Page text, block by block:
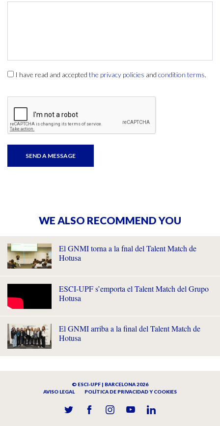
I have read and accepted the privacy policies and condition terms.
WE ALSO RECOMMEND YOU
El GNMI torna a la fnal del Talent Match de
Hotusa
ESCI-UPF s’emporta el Talent Match del Grupo
Hotusa
El GNMI arriba a la final del Talent Match de
Hotusa
© ESCI-UPF | BARCELONA 2026
AVISO LEGAL
POLÍTICA DE PRIVACIDAD Y COOKIES